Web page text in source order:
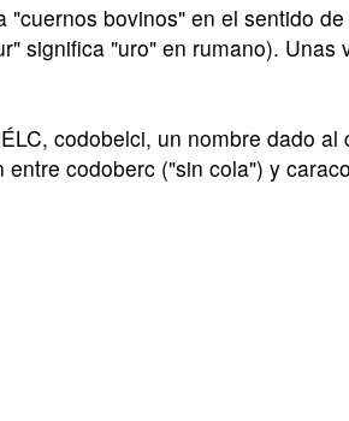
"cuernos bovinos" en el sentido
significa "uro" en rumano).
codobelci, un nombre dado
codoberc ("sin cola") y